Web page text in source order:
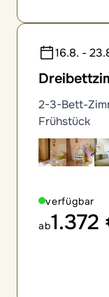
16.8. -
2-3-Bett-
Frühstück
verfügbar
ab1.372